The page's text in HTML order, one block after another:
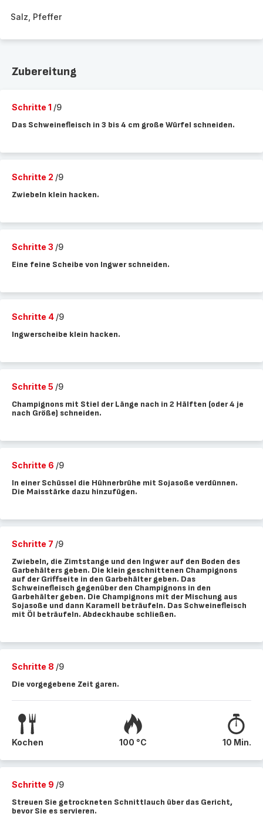
Salz, Pfeffer
Zubereitung
Schritte 1 /9
Das Schweinefleisch in 3 bis 4 cm große Würfel schneiden.
Schritte 2 /9
Zwiebeln klein hacken.
Schritte 3 /9
Eine feine Scheibe von Ingwer schneiden.
Schritte 4 /9
Ingwerscheibe klein hacken.
Schritte 5 /9
Champignons mit Stiel der Länge nach in 2 Hälften (oder 4 je
nach Größe) schneiden.
Schritte 6 /9
In einer Schüssel die Hühnerbrühe mit Sojasoße verdünnen.
Die Maisstärke dazu hinzufügen.
Schritte 7 /9
Zwiebeln, die Zimtstange und den Ingwer auf den Boden des
Garbehälters geben. Die klein geschnittenen Champignons
auf der Griffseite in den Garbehälter geben. Das
Schweinefleisch gegenüber den Champignons in den
Garbehälter geben. Die Champignons mit der Mischung aus
Sojasoße und dann Karamell beträufeln. Das Schweinefleisch
mit Öl beträufeln. Abdeckhaube schließen.
Schritte 8 /9
Die vorgegebene Zeit garen.
Kochen 100 °C 10 Min.
Schritte 9 /9
Streuen Sie getrockneten Schnittlauch über das Gericht,
bevor Sie es servieren.